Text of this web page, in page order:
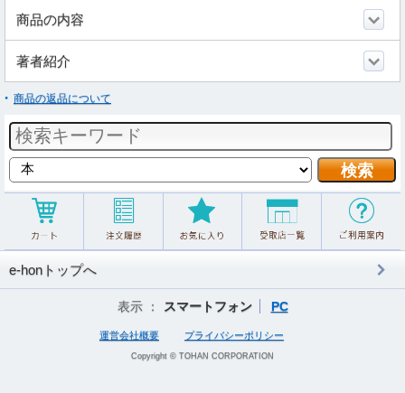
商品の内容
著者紹介
商品の返品について
e-honトップへ
表示 ： スマートフォン PC
運営会社概要 プライバシーポリシー
Copyright © TOHAN CORPORATION